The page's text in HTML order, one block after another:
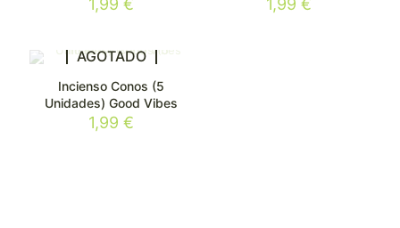
1,99€ 1,99 €
AGOTADO
Incienso Conos (5
Unidades) Good Vibes
1,99€